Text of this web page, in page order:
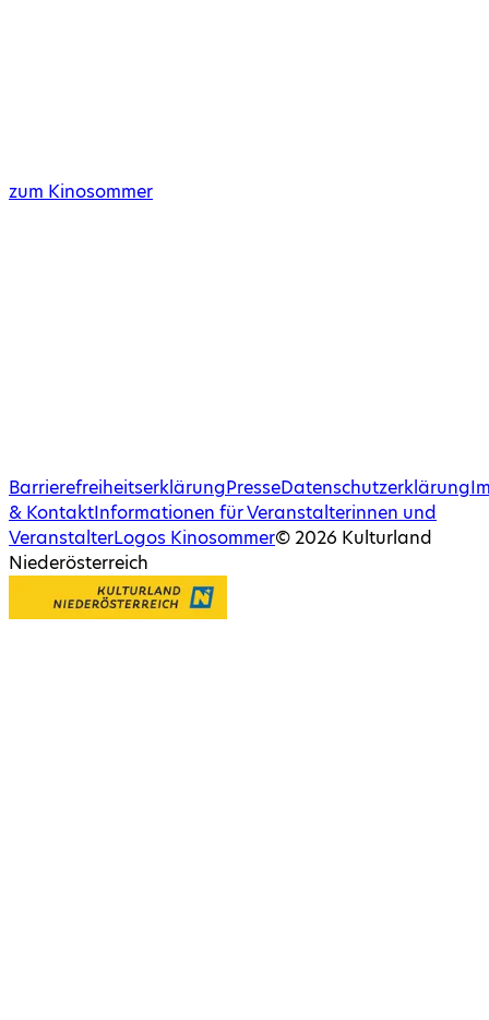
zum Kinosommer
BarrierefreiheitserklärungPresseDatenschutzerklärung
& KontaktInformationen für Veranstalterinnen und
VeranstalterLogos Kinosommer© 2026 Kulturland
Niederösterreich